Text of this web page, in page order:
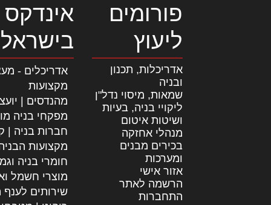
פורומים
ליעוץ
אדריכלות, תכנון
ובניה
שמאות, מיסוי נדל"ן
ליקויי בניה, בעיות
ושיטות איטום
מנהלי אחזקה
בכירים מבנים
ומערכות
אזור אישי
הרשמה לאתר
התחברות
בישראל
אדריכלים -
מקצועות
מהנדסים |
מפקחי בניה
חברות בניה |
מקצועות
חומרי בניה
מוצרי חשמל
שירותים לענף